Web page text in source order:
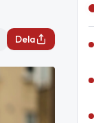
Dela